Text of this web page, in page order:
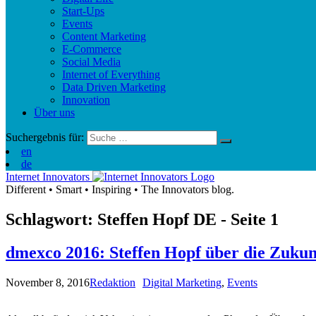
Start-Ups
Events
Content Marketing
E-Commerce
Social Media
Internet of Everything
Data Driven Marketing
Innovation
Über uns
Suchergebnis für:
en
de
Internet Innovators
Different • Smart • Inspiring • The Innovators blog.
Schlagwort: Steffen HopfDE - Seite 1
dmexco 2016: Steffen Hopf über die
November 8, 2016Redaktion Digital Marketing, Events